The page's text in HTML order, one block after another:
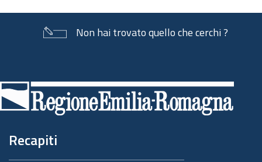
Non hai trovato quello che cerchi ?
di
pagina
Recapiti